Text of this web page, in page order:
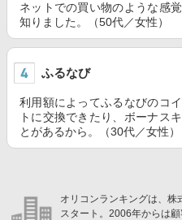
ネットでの買い物のような感
知りました。（50代／女性）
ふるなび
利用額によってふるなびのコ
トに交換できたり、ボーナス
とがあるから。（30代／女性）
オリコンランキングは、株
スタート。2006年からは